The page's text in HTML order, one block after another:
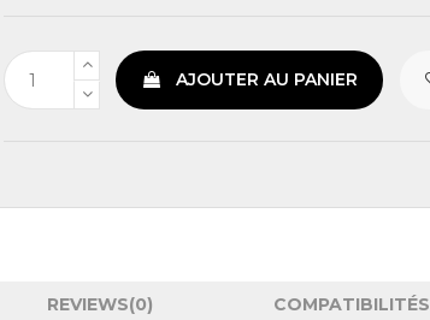
AJOUTER AU PANIER
REVIEWS(0) COMPATIBILITÉS